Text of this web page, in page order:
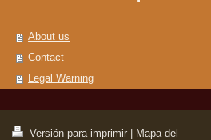
About us
Contact
Legal Warning
Versión para imprimir
Mapa del